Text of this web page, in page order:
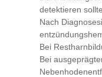
detektieren
Nach
Bei
Bei